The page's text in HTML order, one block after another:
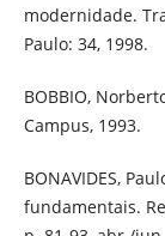
modernidade.
Paulo: 34, 1998.
BOBBIO,
Campus, 1993.
BONAVIDES,
fundamentais.